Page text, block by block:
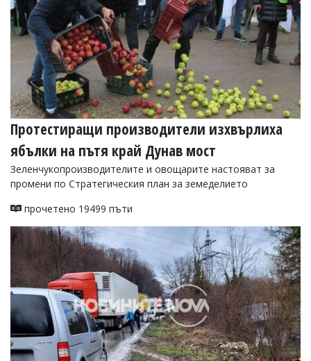
Протестиращи производители изхвърлиха
ябълки на пътя край Дунав мост
Зеленчукопроизводителите и овощарите настояват за
промени по Стратегическия план за земеделието
прочетено 19499 пъти